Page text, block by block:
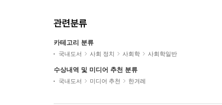
관련분류
카테고리 분류
국내도서 사회 정치 사회학 사회학일반
수상내역 및 미디어 추천 분류
국내도서 미디어 추천 한겨레